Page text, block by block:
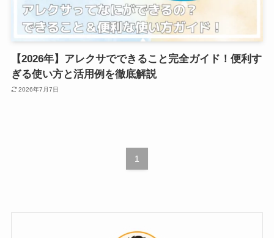
【2026年】アレクサでできること完全ガイド！便利す
ぎる使い方と活用例を徹底解説
2026年7月7日
1